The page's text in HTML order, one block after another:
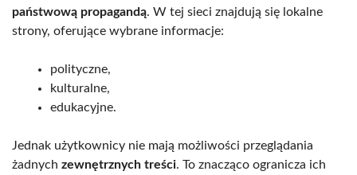
państwową propagandą. W tej sieci znajdują się lokalne
strony, oferujące wybrane informacje:
polityczne,
kulturalne,
edukacyjne.
Jednak użytkownicy nie mają możliwości przeglądania
żadnych zewnętrznych treści. To znacząco ogranicza ich